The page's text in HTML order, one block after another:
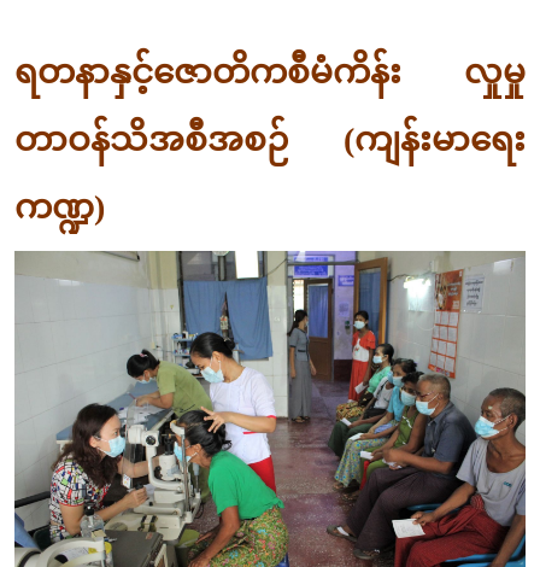
ရတနာနှင့်ဇောတိကစီမံကိန်း လှုမှု
တာဝန်သိအစီအစဉ် (ကျန်းမာရေး
ကဏ္ဍ)